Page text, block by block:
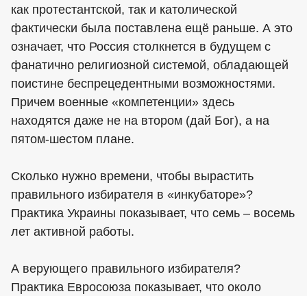
как протестантской, так и католической
фактически была поставлена ещё раньше. А это
означает, что Россия столкнется в будущем с
фанатично религиозной системой, обладающей
поистине беспрецедентными возможностями.
Причем военные «компетенции» здесь
находятся даже не на втором (дай Бог), а на
пятом-шестом плане.
Сколько нужно времени, чтобы вырастить
правильного избирателя в «инкубаторе»?
Практика Украины показывает, что семь – восемь
лет активной работы.
А верующего правильного избирателя?
Практика Евросоюза показывает, что около